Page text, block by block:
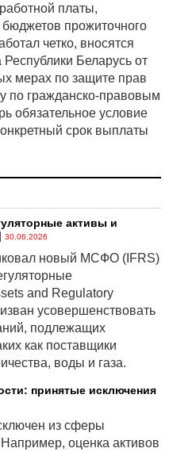
платы,
прожиточного
четко, вносятся
Республики Беларусь от
мерах по защите прав
по гражданско-правовым
обязательное условие
срок выплаты
активы и
| 30.06.2026
новый МСФО (IFRS)
and Regulatory
усовершенствовать
подлежащих
как поставщики
воды и газа.
принятые исключения
из сферы
Например, оценка активов